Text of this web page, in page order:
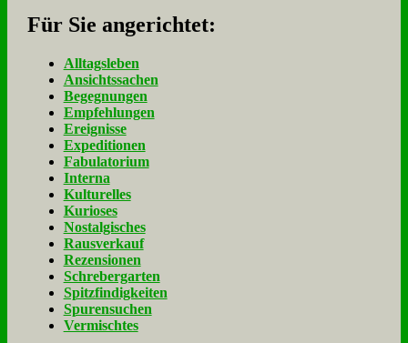
Für Sie an­ge­rich­tet:
Alltagsleben
Ansichtssachen
Begegnungen
Empfehlungen
Ereignisse
Expeditionen
Fabulatorium
Interna
Kulturelles
Kurioses
Nostalgisches
Rausverkauf
Rezensionen
Schrebergarten
Spitzfindigkeiten
Spurensuchen
Vermischtes